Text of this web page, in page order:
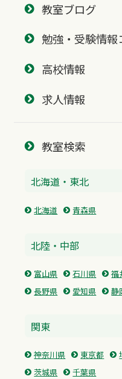
教室ブログ
勉強・受験情
高校情報
求人情報
教室検索
北海道・東北
北海道 青森県
北陸・中部
富山県 石川県 福
長野県
愛知県 静
関東
神奈川県 東京都
茨城県
千葉県